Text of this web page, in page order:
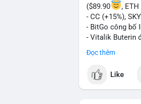
($89.90
,
- CC (+15%),
- BitGo công bố
- Vitalik Buterin
Ethereum
- Hong Kong
- Nga xác định
- Trump hy
Quốc hội
Đọc thêm
Like